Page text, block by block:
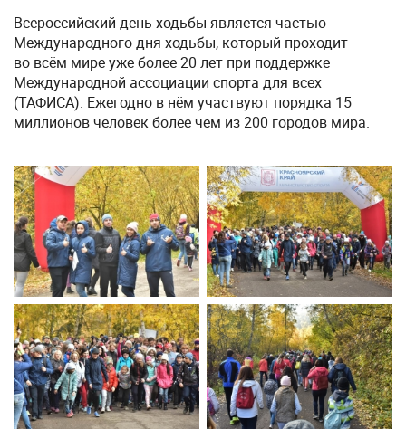
Всероссийский день ходьбы является частью
Международного дня ходьбы, который проходит
во всём мире уже более 20 лет при поддержке
Международной ассоциации спорта для всех
(ТАФИСА). Ежегодно в нём участвуют порядка 15
миллионов человек более чем из 200 городов мира.